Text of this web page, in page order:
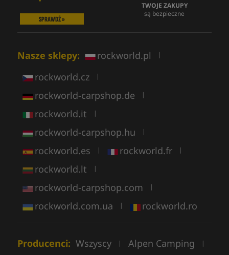
SPRAWDŹ »
TWOJE ZAKUPY
są bezpieczne
Nasze sklepy: rockworld.pl |
rockworld.cz |
rockworld-carpshop.de |
rockworld.it |
rockworld-carpshop.hu |
rockworld.es | rockworld.fr |
rockworld.lt |
rockworld-carpshop.com |
rockworld.com.ua | rockworld.ro
Producenci: Wszyscy | Alpen Camping |